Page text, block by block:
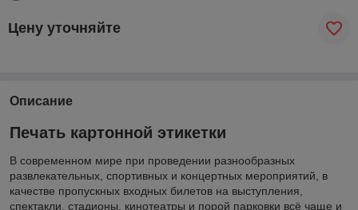
Цену уточняйте
Описание
Печать картонной этикетки
В современном мире при проведении разнообразных
развлекательных, спортивных и концертных мероприятий, в
качестве пропускных входных билетов на выступления,
спектакли, стадионы, кинотеатры и порой парковки всё чаще и